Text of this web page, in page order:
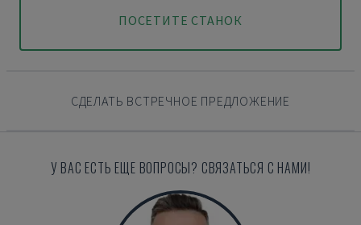
ПОСЕТИТЕ СТАНОК
СДЕЛАТЬ ВСТРЕЧНОЕ ПРЕДЛОЖЕНИЕ
У ВАС ЕСТЬ ЕЩЕ ВОПРОСЫ? СВЯЗАТЬСЯ С НАМИ!